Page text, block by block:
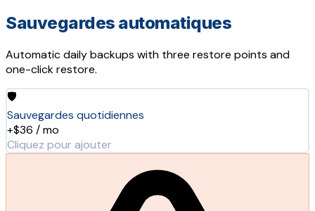
Sauvegardes automatiques
Automatic daily backups with three restore points and
one-click restore.
🛡️
Sauvegardes quotidiennes
+$36 / mo
Cliquez pour ajouter